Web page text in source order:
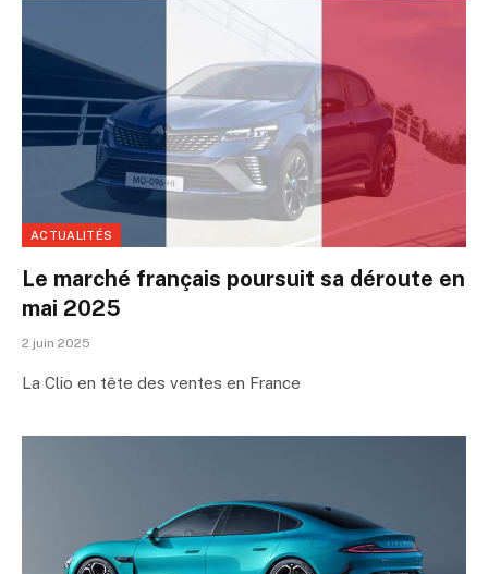
ACTUALITÉS
Le marché français poursuit sa déroute en
mai 2025
2 juin 2025
La Clio en tête des ventes en France